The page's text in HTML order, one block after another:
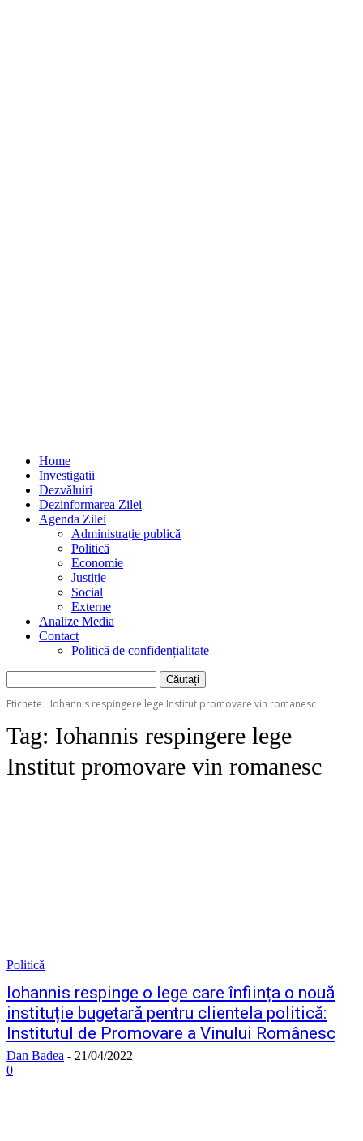
Home
Investigatii
Dezvăluiri
Dezinformarea Zilei
Agenda Zilei
Administrație publică
Politică
Economie
Justiție
Social
Externe
Analize Media
Contact
Politică de confidențialitate
Etichete Iohannis respingere lege Institut promovare vin romanesc
Tag: Iohannis respingere lege
Institut promovare vin romanesc
Politică
Iohannis respinge o lege care înființa o nouă
instituție bugetară pentru clientela politică:
Institutul de Promovare a Vinului Românesc
Dan Badea - 21/04/2022
0